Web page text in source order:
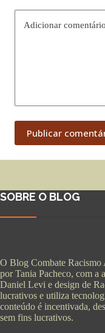
Adicionar comentário
Publicar
SOBRE O BLOG
O Blog Combate
por Tania Pacheco, com a
Daniel Levi e design de
lucrativos e utiliza
conteúdo é incentivada,
sem fins lucrativos.